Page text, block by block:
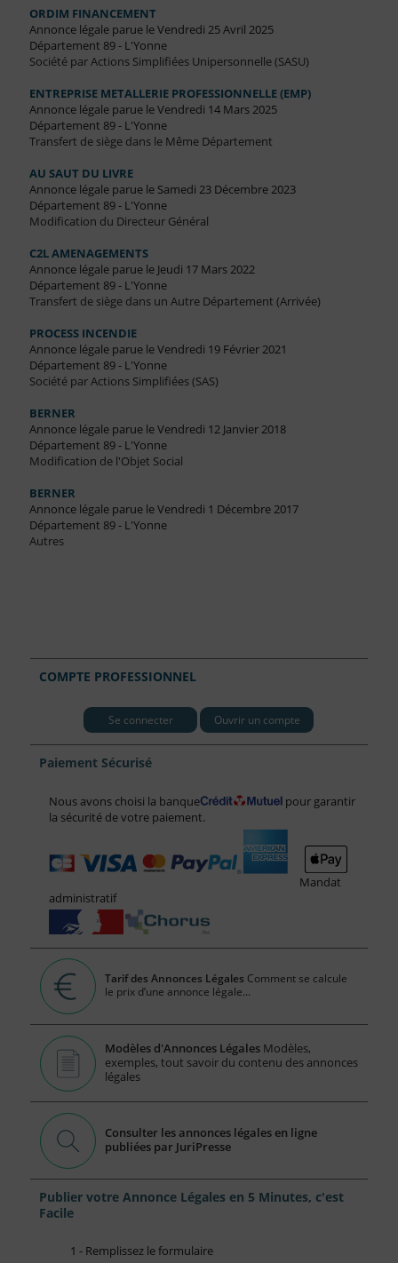
ORDIM FINANCEMENT
Annonce légale parue le Vendredi 25 Avril 2025
Département 89 - L'Yonne
Société par Actions Simplifiées Unipersonnelle (SASU)
ENTREPRISE METALLERIE PROFESSIONNELLE (EMP)
Annonce légale parue le Vendredi 14 Mars 2025
Département 89 - L'Yonne
Transfert de siège dans le Même Département
AU SAUT DU LIVRE
Annonce légale parue le Samedi 23 Décembre 2023
Département 89 - L'Yonne
Modification du Directeur Général
C2L AMENAGEMENTS
Annonce légale parue le Jeudi 17 Mars 2022
Département 89 - L'Yonne
Transfert de siège dans un Autre Département (Arrivée)
PROCESS INCENDIE
Annonce légale parue le Vendredi 19 Février 2021
Département 89 - L'Yonne
Société par Actions Simplifiées (SAS)
BERNER
Annonce légale parue le Vendredi 12 Janvier 2018
Département 89 - L'Yonne
Modification de l'Objet Social
BERNER
Annonce légale parue le Vendredi 1 Décembre 2017
Département 89 - L'Yonne
Autres
COMPTE PROFESSIONNEL
Se connecter Ouvrir un compte
Paiement Sécurisé
Nous avons choisi la banque
pour garantir
la sécurité de votre paiement.
Mandat
administratif
Tarif des Annonces Légales Comment se calcule
le prix d’une annonce légale...
Modèles d'Annonces Légales Modèles,
exemples, tout savoir du contenu des annonces
légales
Consulter les annonces légales en ligne
publiées par JuriPresse
Publier votre Annonce Légales en 5 Minutes, c'est
Facile
1 - Remplissez le formulaire